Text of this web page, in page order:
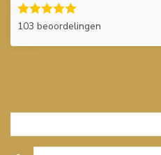
103 beoordelingen